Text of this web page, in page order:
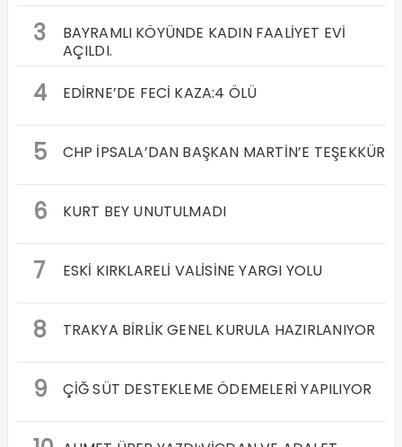
3
BAYRAMLI KÖYÜNDE KADIN FAALİYET EVİ
AÇILDI.
4 EDİRNE’DE FECİ KAZA:4 ÖLÜ
5 CHP İPSALA’DAN BAŞKAN MARTİN’E TEŞEKKÜR
6 KURT BEY UNUTULMADI
7 ESKİ KIRKLARELİ VALİSİNE YARGI YOLU
8 TRAKYA BİRLİK GENEL KURULA HAZIRLANIYOR
9 ÇİĞ SÜT DESTEKLEME ÖDEMELERİ YAPILIYOR